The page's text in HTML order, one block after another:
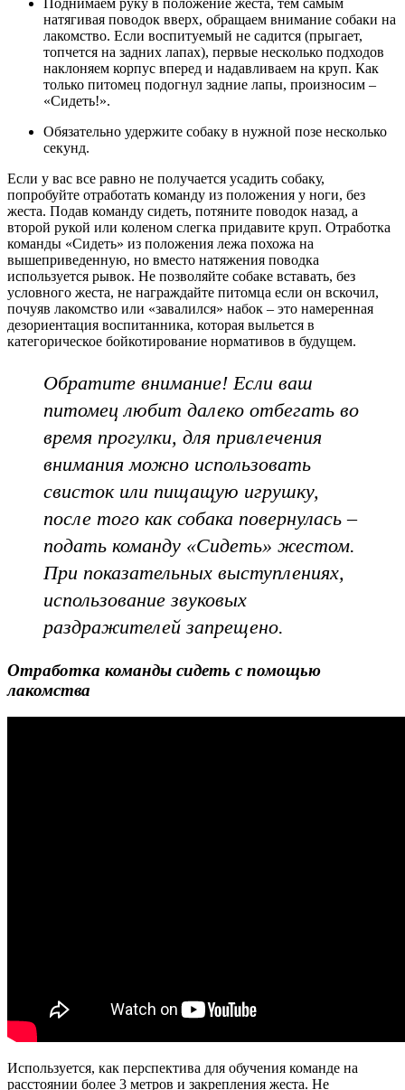
натягивая поводок вверх, обращаем внимание собаки на
лакомство. Если воспитуемый не садится (прыгает,
топчется на задних лапах), первые несколько подходов
наклоняем корпус вперед и надавливаем на круп. Как
только питомец подогнул задние лапы, произносим –
«Сидеть!».
Обязательно удержите собаку в нужной позе несколько
секунд.
Если у вас все равно не получается усадить собаку,
попробуйте отработать команду из положения у ноги, без
жеста. Подав команду сидеть, потяните поводок назад, а
второй рукой или коленом слегка придавите круп. Отработка
команды «Сидеть» из положения лежа похожа на
вышеприведенную, но вместо натяжения поводка
используется рывок. Не позволяйте собаке вставать, без
условного жеста, не награждайте питомца если он вскочил,
почуяв лакомство или «завалился» набок – это намеренная
дезориентация воспитанника, которая выльется в
категорическое бойкотирование нормативов в будущем.
Обратите внимание! Если ваш
питомец любит далеко отбегать во
время прогулки, для привлечения
внимания можно использовать
свисток или пищащую игрушку,
после того как собака повернулась –
подать команду «Сидеть» жестом.
При показательных выступлениях,
использование звуковых
раздражителей запрещено.
Отработка команды сидеть с помощью
лакомства
Используется, как перспектива для обучения команде на
расстоянии более 3 метров и закрепления жеста. Не